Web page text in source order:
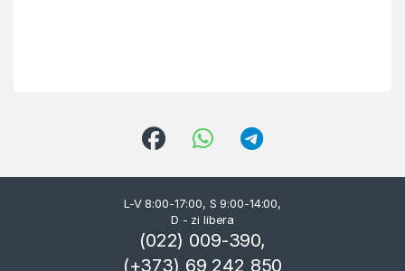
L-V 8:00-17:00, S 9:00-14:00,
D - zi libera
(022) 009-390,
(+373) 69 242 850